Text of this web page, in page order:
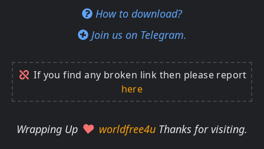
How to download?
Join us on Telegram.
If you find any broken link then please report
here
Wrapping Up worldfree4u Thanks for visiting.